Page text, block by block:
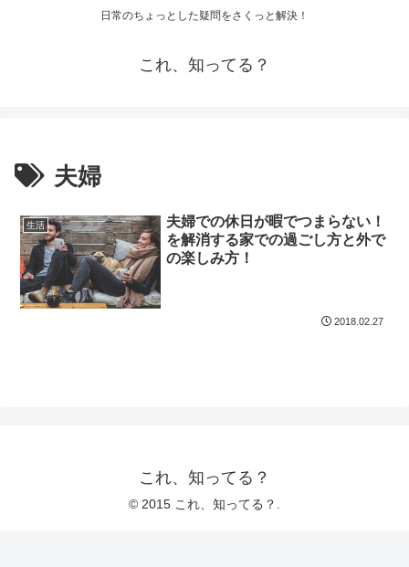
日常のちょっとした疑問をさくっと解決！
これ、知ってる？
夫婦
生活
夫婦での休日が暇でつまらない！
を解消する家での過ごし方と外で
の楽しみ方！
2018.02.27
これ、知ってる？
© 2015 これ、知ってる？.